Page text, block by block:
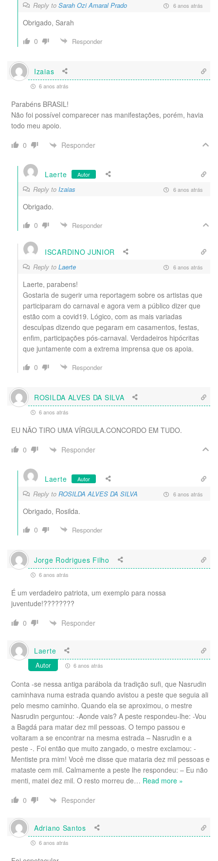
Reply to Sarah Ozi Amaral Prado 6 anos atrás
Obrigado, Sarah
0
Responder
Izaias
6 anos atrás
Parabéns BRASIL!
Não foi possível comparecer nas manifestações, porém, havia
todo meu apoio.
0
Responder
Laerte Autor
Reply to Izaias 6 anos atrás
Obrigado.
0
Responder
ISCARDINO JUNIOR
Reply to Laerte 6 anos atrás
Laerte, parabens!
Gostaria de sugerir uma reportagem sobre os artistas que
participaram do carnaval e agora vem a público dizer que
estão com a covid19. Lógico, com as mais variadas
desculpas dizendo que pegaram em casamentos, festas,
enfim, participações pós-carnaval. Verdadeiros hipócritas
que juntamente com a extrema imprensa que os apoia.
0
Responder
ROSILDA ALVES DA SILVA
6 anos atrás
EU NÃO TIRO UMA VÍRGULA.CONCORDO EM TUDO.
0
Responder
Laerte Autor
Reply to ROSILDA ALVES DA SILVA 6 anos atrás
Obrigado, Rosilda.
0
Responder
Jorge Rodrigues Filho
6 anos atrás
É um verdadeiro patriota, um exemplo para nossa
juventude!????????
0
Responder
Laerte
Autor 6 anos atrás
Conta -se nessa antiga parábola da tradição sufi, que Nasrudin
caminhava numa estrada quando avistou a peste que seguia ali
pelo mesmo caminho. Quando ela se aproximou, o mestre
Nasrudin perguntou: -Aonde vais? A peste respondeu-lhe: -Vou
a Bagdá para matar dez mil pessoas. O tempo passou e
voltaram a se encontrar na mesma estrada – Nasrudin e a
peste -. Foi então que muito zangado, o mestre exclamou: -
Mentiste pra mim! Você me disse que mataria dez mil pessoas e
mataste cem mil. Calmamente a peste lhe respondeu: – Eu não
menti, matei dez mil. O resto morreu de… Read more »
0
Responder
Adriano Santos
6 anos atrás